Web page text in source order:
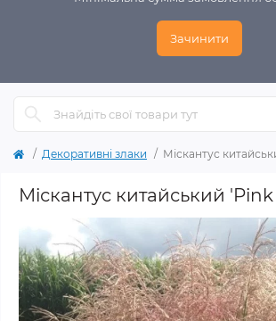
Зачинити
Декоративні злаки Міскантус
Міскантус китайський